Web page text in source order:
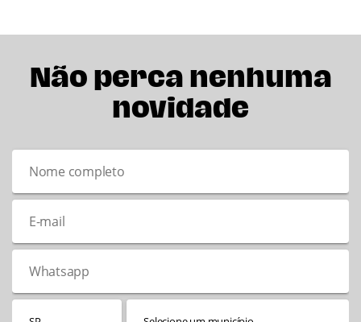
Não perca nenhuma
novidade